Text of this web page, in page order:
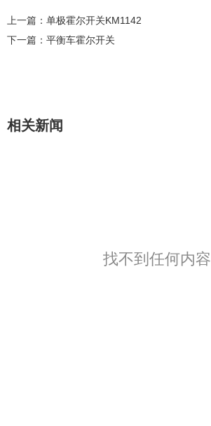
上一篇： 单极霍尔开关KM1142
下一篇： 平衡车霍尔开关
相关新闻
找不到任何内容